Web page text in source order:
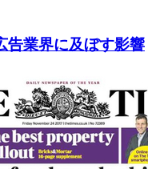
告業界に及ぼす影響